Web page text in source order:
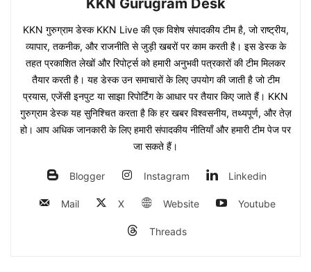
KKN Gurugram Desk
KKN गुरुग्राम डेस्क KKN Live की एक विशेष संपादकीय टीम है, जो राष्ट्रीय,
व्यापार, तकनीक, और राजनीति से जुड़ी खबरों पर काम करती है। इस डेस्क के
तहत प्रकाशित लेखों और रिपोर्ट्स को हमारी अनुभवी पत्रकारों की टीम मिलकर
तैयार करती है। यह डेस्क उन समाचारों के लिए उपयोग की जाती है जो टीम
प्रयास, एजेंसी इनपुट या साझा रिपोर्टिंग के आधार पर तैयार किए जाते हैं। KKN
गुरुग्राम डेस्क यह सुनिश्चित करता है कि हर खबर विश्वसनीय, तथ्यपूर्ण, और तेज़
हो। आप अधिक जानकारी के लिए हमारी संपादकीय नीतियाँ और हमारी टीम पेज पर
जा सकते हैं।
Blogger Instagram Linkedin
Mail X Website Youtube
Threads